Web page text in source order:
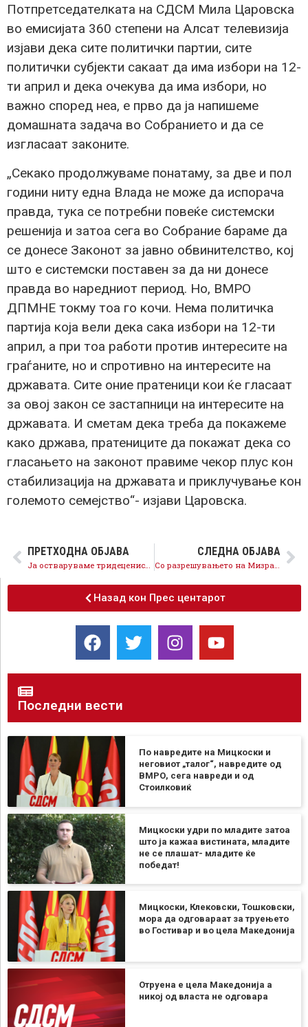
Потпретседателката на СДСМ Мила Царовска
во емисијата 360 степени на Алсат телевизија
изјави дека сите политички партии, сите
политички субјекти сакаат да има избори на 12-
ти април и дека очекува да има избори, но
важно според неа, е прво да ја напишеме
домашната задача во Собранието и да се
изгласаат законите.
„Секако продолжуваме понатаму, за две и пол
години ниту една Влада не може да испорача
правда, тука се потребни повеќе системски
решенија и затоа сега во Собрание бараме да
се донесе Законот за јавно обвинителство, кој
што е системски поставен за да ни донесе
правда во наредниот период. Но, ВМРО
ДПМНЕ токму тоа го кочи. Нема политичка
партија која вели дека сака избори на 12-ти
април, а при тоа работи против интересите на
граѓаните, но и спротивно на интересите на
државата. Сите оние пратеници кои ќе гласаат
за овој закон се застапници на интересите на
државата. И сметам дека треба да покажеме
како држава, пратениците да покажат дека со
гласањето на законот правиме чекор плус кон
стабилизација на државата и приклучување кон
големото семејство“- изјави Царовска.
ПРЕТХОДНА ОБЈАВА
Ја остваруваме тридецениската стратешка цел – Република Северна Македонија 30 земја членка на НАТО
СЛЕДНА ОБЈАВА
Со разрешувањето на Мизрахи, Собранието го одбрани Уставот и интересите на граѓаните
Назад кон Прес центарот
Последни вести
По навредите на Мицкоски и
неговиот „талог“, навредите од
ВМРО, сега навреди и од
Стоилковиќ
Мицкоски удри по младите затоа
што ја кажаа вистината, младите
не се плашат- младите ќе
победат!
Мицкоски, Клековски, Тошковски,
мора да одговараат за труењето
во Гостивар и во цела Македонија
Отруена е цела Македонија а
никој од власта не одговара